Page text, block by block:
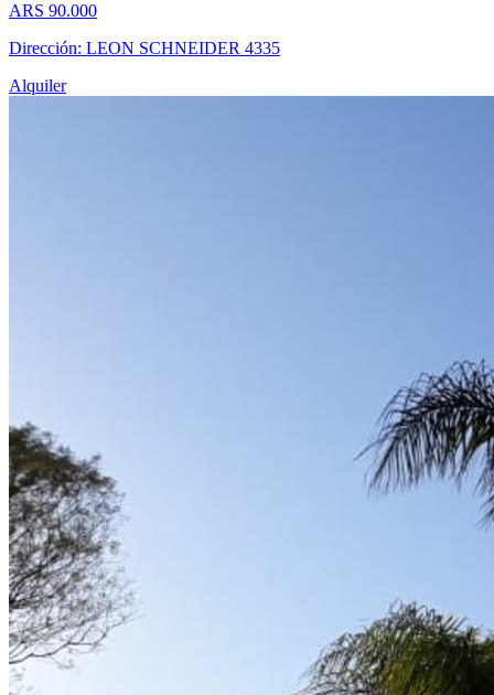
ARS 90.000
Dirección: LEON SCHNEIDER 4335
Alquiler